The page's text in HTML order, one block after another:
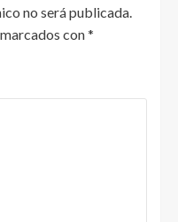
no será publicada.
con*